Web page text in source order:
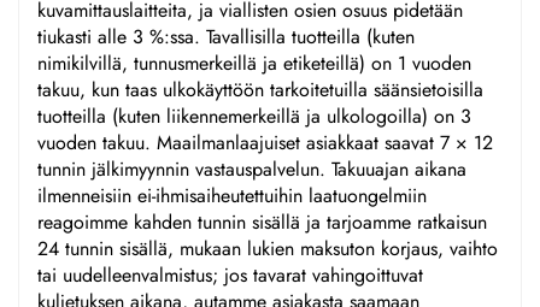
kuvamittauslaitteita, ja viallisten osien osuus pidetään
tiukasti alle 3 %:ssa. Tavallisilla tuotteilla (kuten
nimikilvillä, tunnusmerkeillä ja etiketeillä) on 1 vuoden
takuu, kun taas ulkokäyttöön tarkoitetuilla säänsietoisilla
tuotteilla (kuten liikennemerkeillä ja ulkologoilla) on 3
vuoden takuu. Maailmanlaajuiset asiakkaat saavat 7 × 12
tunnin jälkimyynnin vastauspalvelun. Takuuajan aikana
ilmenneisiin ei-ihmisaiheutettuihin laatuongelmiin
reagoimme kahden tunnin sisällä ja tarjoamme ratkaisun
24 tunnin sisällä, mukaan lukien maksuton korjaus, vaihto
tai uudelleenvalmistus; jos tavarat vahingoittuvat
kuljetuksen aikana, autamme asiakasta saamaan